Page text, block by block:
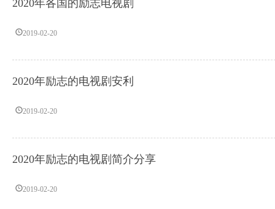
2020年各国的励志电视剧
2019-02-20
2020年励志的电视剧安利
2019-02-20
2020年励志的电视剧简介分享
2019-02-20